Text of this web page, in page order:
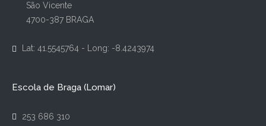
São Vicente
4700-387 BRAGA
Lat: 41.5545764 - Long: -8.4243974
Escola de Braga (Lomar)
253 686 310